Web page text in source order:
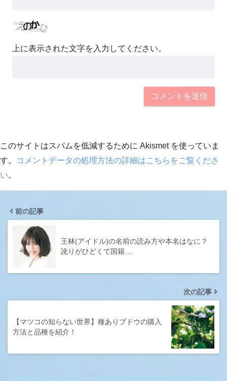
上に表示された文字を入力してください。
このサイトはスパムを低減するために Akismet を使っていま
す。
コメントデータの処理方法の詳細はこちらをご覧くださ
い。
前の記事
王林(アイドル)の名前の読み方や本名はなに？
訛りがひどくて国籍…
次の記事
【マツコの知らない世界】種ありブドウの購入
方法と品種を紹介！